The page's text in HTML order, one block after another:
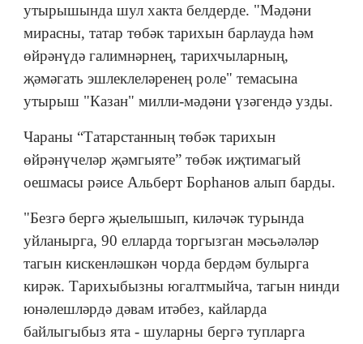
утырышында шул хакта белдерде. "Мәдәни
мирасны, татар төбәк тарихын барлауда һәм
өйрәнүдә галимнәрнең, тарихчыларның,
җәмәгать эшлеклеләренең роле" темасына
утырыш "Казан" милли-мәдәни үзәгендә узды.
Чараны “Татарстанның төбәк тарихын
өйрәнүчеләр җәмгыяте” төбәк иҗтимагый
оешмасы рәисе Альберт Борһанов алып барды.
"Безгә бергә җыелышып, киләчәк турында
уйланырга, 90 елларда торгызган мәсьәләләр
тагын кискенләшкән чорда бердәм булырга
кирәк. Тарихыбызны югалтмыйча, тагын нинди
юнәлешләрдә дәвам итәбез, кайларда
байлыгыбыз ята - шуларны бергә тупларга